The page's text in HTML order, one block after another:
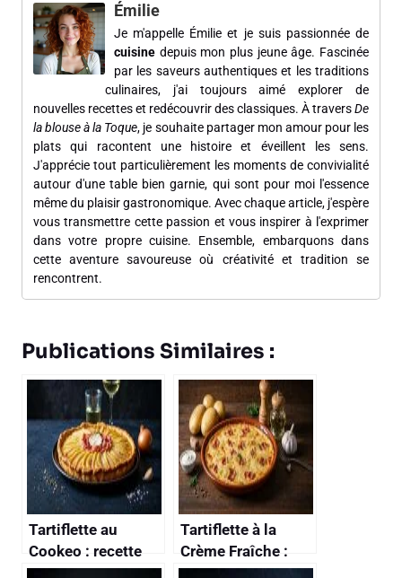
Émilie
Je m'appelle Émilie et je suis passionnée de
cuisine depuis mon plus jeune âge. Fascinée
par les saveurs authentiques et les traditions
culinaires, j'ai toujours aimé explorer de
nouvelles recettes et redécouvrir des classiques. À traversDe
la blouse à la Toque, je souhaite partager mon amour pour les
plats qui racontent une histoire et éveillent les sens.
J'apprécie tout particulièrement les moments de convivialité
autour d'une table bien garnie, qui sont pour moi l'essence
même du plaisir gastronomique. Avec chaque article, j'espère
vous transmettre cette passion et vous inspirer à l'exprimer
dans votre propre cuisine. Ensemble, embarquons dans
cette aventure savoureuse où créativité et tradition se
rencontrent.
Publications Similaires :
Tartiflette au
Cookeo : recette
Savoureuse et
Tartiflette à la
Crème Fraîche :
recette Savoureuse